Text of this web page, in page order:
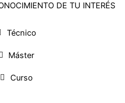
DE TU INTERÉS
Técnico
Máster
Curso